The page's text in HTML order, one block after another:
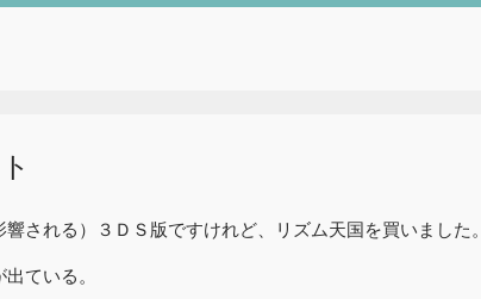
される）３ＤＳ版ですけれど、リズム天国を買いました。
ている。